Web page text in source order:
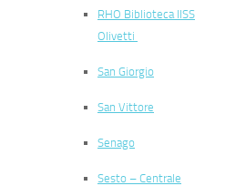
RHO Biblioteca IISS
Olivetti
San Giorgio
San Vittore
Senago
Sesto – Centrale